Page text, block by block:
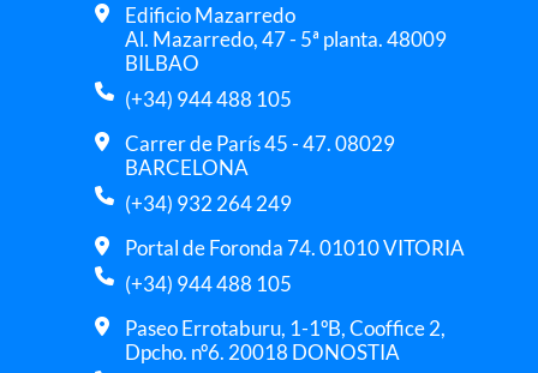
Edificio Mazarredo
Al. Mazarredo, 47 - 5ª planta. 48009
BILBAO
(+34) 944 488 105
Carrer de París 45 - 47. 08029
BARCELONA
(+34) 932 264 249
Portal de Foronda 74. 01010 VITORIA
(+34) 944 488 105
Paseo Errotaburu, 1-1ºB, Cooffice 2,
Dpcho. nº6. 20018 DONOSTIA